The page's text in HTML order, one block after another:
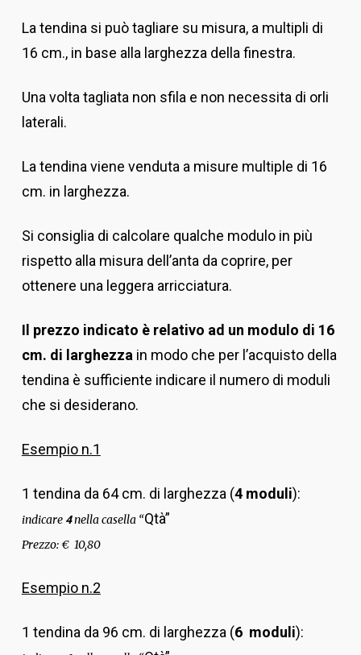
La tendina si può tagliare su misura, a multipli di
16 cm., in base alla larghezza della finestra.
Una volta tagliata non sfila e non necessita di orli
laterali.
La tendina viene venduta a misure multiple di 16
cm. in larghezza.
Si consiglia di calcolare qualche modulo in più
rispetto alla misura dell’anta da coprire, per
ottenere una leggera arricciatura.
Il prezzo indicato è relativo ad un modulo di 16
cm. di larghezza in modo che per l’acquisto della
tendina è sufficiente indicare il numero di moduli
che si desiderano.
Esempio n.1
1 tendina da 64 cm. di larghezza (4 moduli):
indicare 4nella casella “Qtà”
Prezzo: € 10,80
Esempio n.2
1 tendina da 96 cm. di larghezza (6 moduli):